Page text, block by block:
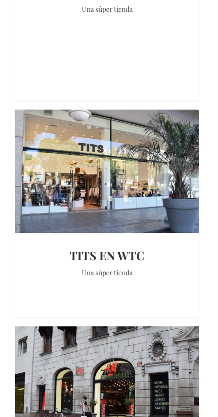
Una súper tienda
TITS EN WTC
Una súper tienda